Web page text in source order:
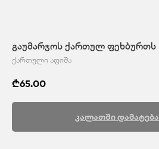
გაუმარჯოს ქართულ ფეხბურთს
ქართული აფიშა
₾65.00
კალათში დამატება